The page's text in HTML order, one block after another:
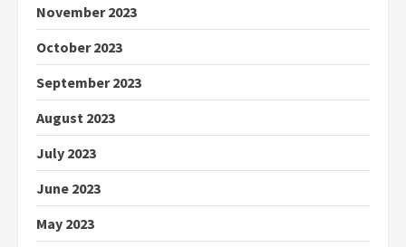
November 2023
October 2023
September 2023
August 2023
July 2023
June 2023
May 2023